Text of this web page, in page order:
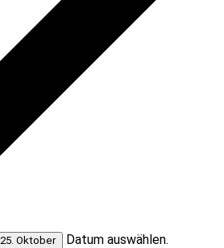
25. Oktober Datum auswählen.